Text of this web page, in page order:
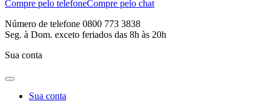
Compre pelo telefoneCompre pelo chat
Número de telefone 0800 773 3838
Seg. à Dom. exceto feriados das 8h às 20h
Sua conta
Sua conta